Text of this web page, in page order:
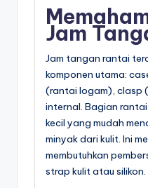
Jam
Jam tangan rantai
komponen utama:
(rantai logam), clasp
internal. Bagian
kecil yang mudah
minyak dari kulit. Ini
membutuhkan
strap kulit atau silikon.